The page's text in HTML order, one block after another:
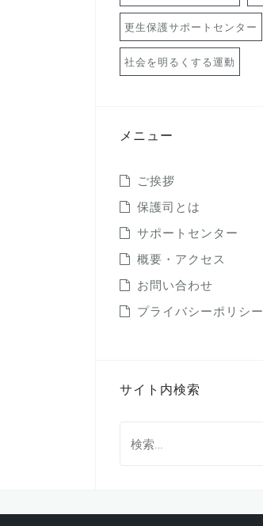
更生保護サポートセンター
社会を明るくする運動
メニュー
ご挨拶
保護司とは
サポートセンター
概要・アクセス
お問い合わせ
プライバシーポリシー
サイト内検索
索: